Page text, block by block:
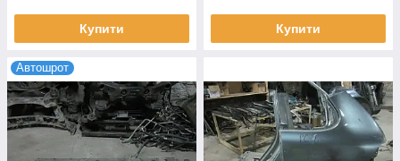
Купити Купити
Автошрот